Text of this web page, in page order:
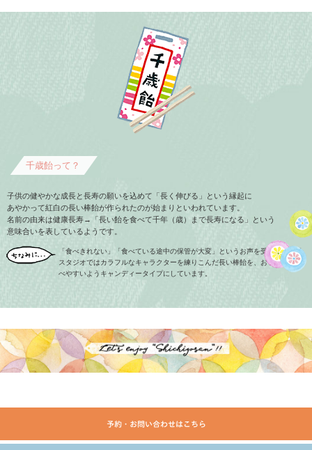
千歳飴って？
子供の健やかな成長と長寿の願いを込めて「長く伸びる」という縁起に
あやかって紅白の長い棒飴が作られたのが始まりといわれています。
名前の由来は健康長寿→「長い飴を食べて千年（歳）まで長寿になる」という
意味合いを表しているようです。
「食べきれない」「食べている途中の保管が大変」というお声を受けて、三景
スタジオではカラフルなキャラクターを練りこんだ長い棒飴を、お子さんが食
べやすいよう キャンディータイプにしています。
予約・お問い合わせはこちら